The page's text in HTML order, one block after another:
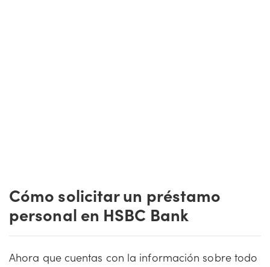
Cómo solicitar un préstamo
personal en HSBC Bank
Ahora que cuentas con la información sobre todo